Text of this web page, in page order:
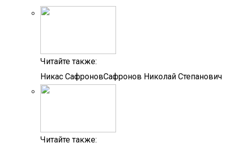
Читайте также:
Никас СафроновСафронов Николай Степанович
Читайте также: